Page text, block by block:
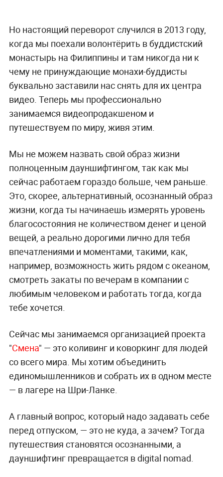
Но настоящий переворот случился в 2013 году,
когда мы поехали волонтёрить в буддистский
монастырь на Филиппины и там никогда ни к
чему не принуждающие монахи-буддисты
буквально заставили нас снять для их центра
видео. Теперь мы профессионально
занимаемся видеопродакшеном и
путешествуем по миру, живя этим.
Мы не можем назвать свой образ жизни
полноценным дауншифтингом, так как мы
сейчас работаем гораздо больше, чем раньше.
Это, скорее, альтернативный, осознанный образ
жизни, когда ты начинаешь измерять уровень
благосостояния не количеством денег и ценой
вещей, а реально дорогими лично для тебя
впечатлениями и моментами, такими, как,
например, возможность жить рядом с океаном,
смотреть закаты по вечерам в компании с
любимым человеком и работать тогда, когда
тебе хочется.
Сейчас мы занимаемся организацией проекта
"Смена" — это коливинг и коворкинг для людей
со всего мира. Мы хотим объединить
единомышленников и собрать их в одном месте
— в лагере на Шри-Ланке.
А главный вопрос, который надо задавать себе
перед отпуском, — это не куда, а зачем? Тогда
путешествия становятся осознанными, а
дауншифтинг превращается в digital nomad.